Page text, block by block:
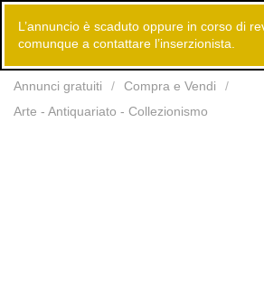
Annunci gratuiti
Compra e Vendi
Arte - Antiquariato - Collezionismo
L’annuncio è scaduto oppure in corso di
comunque a contattare l’inserzionista.